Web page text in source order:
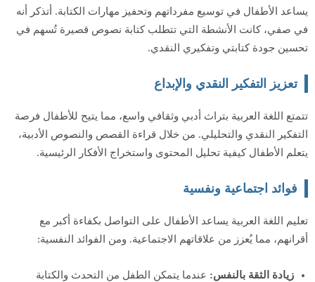
يساعد الأطفال في توسيع مفرداتهم وتحفيز مهارات الكتابة. أتذكر أنه
في صفي، كانت الأنشطة التي تتطلب كتابة نصوص قصيرة تُسهم في
تحسين جودة كتابتي وتفكيري النقدي.
تعزيز التفكير النقدي والإبداع
تتمتع اللغة العربية بتراث أدبي وثقافي واسع، مما يتيح للأطفال فرصة
التفكير النقدي والتحليلي. من خلال قراءة القصص والنصوص الأدبية،
يتعلم الأطفال كيفية تحليل المحتوى واستخراج الأفكار الرئيسية.
فوائد اجتماعية ونفسية
تعليم اللغة العربية يساعد الأطفال على التواصل بكفاءة أكبر مع
أقرانهم، مما يُعزز من علاقاتهم الاجتماعية. ومن الفوائد النفسية:
زيادة الثقة بالنفس: عندما يتمكن الطفل من التحدث والكتابة